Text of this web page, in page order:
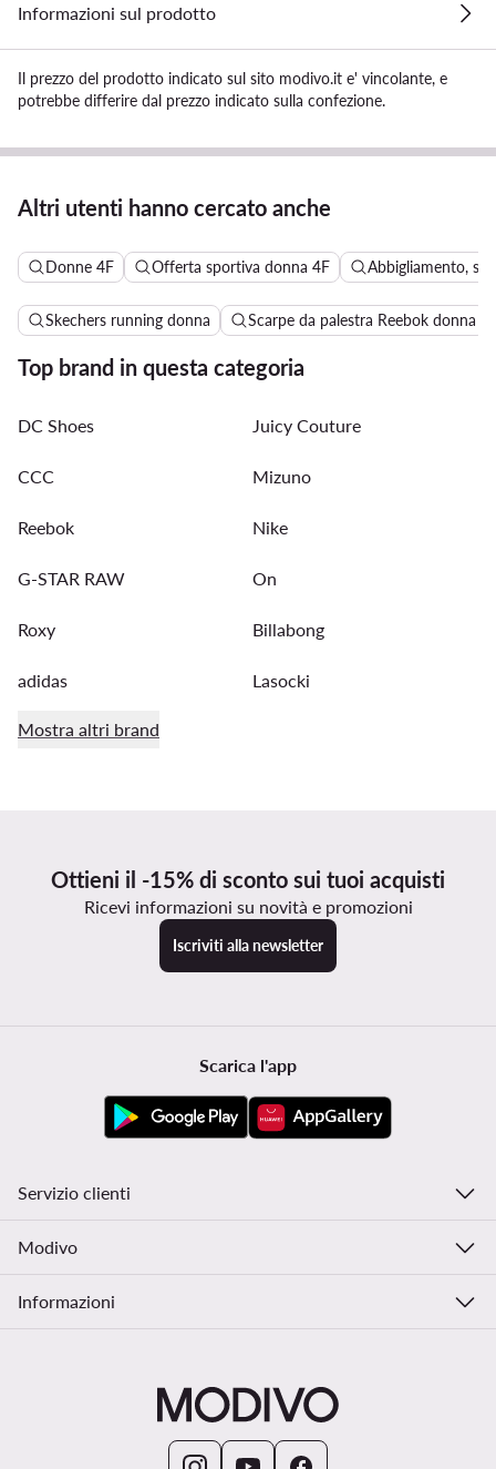
Informazioni sul prodotto
Il prezzo del prodotto indicato sul sito modivo.it e' vincolante, e
potrebbe differire dal prezzo indicato sulla confezione.
Altri utenti hanno cercato anche
Donne 4F Offerta sportiva donna 4F Abbigliamento,
Skechers running donna Scarpe da palestra Reebok donna
Top brand in questa categoria
DC Shoes Juicy Couture
CCC Mizuno
Reebok Nike
G-STAR RAW On
Roxy Billabong
adidas Lasocki
Mostra altri brand
Ottieni il -15% di sconto sui tuoi acquisti
Ricevi informazioni su novità e promozioni
Iscriviti alla newsletter
Scarica l'app
Servizio clienti
Modivo
Informazioni